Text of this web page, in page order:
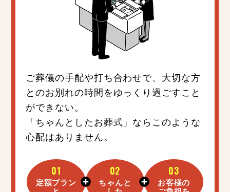
ご葬儀の手配や打ち合わせで、大切な方
とのお別れの時間をゆっくり過ごすこと
ができない。
「ちゃんとしたお葬式」ならこのような
心配はありません。
01
定額プラン
02
ちゃんと
03
お客様の